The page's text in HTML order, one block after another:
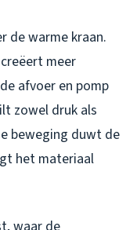
de warme kraan.
meer
afvoer en pomp
zowel druk als
beweging duwt de
het materiaal